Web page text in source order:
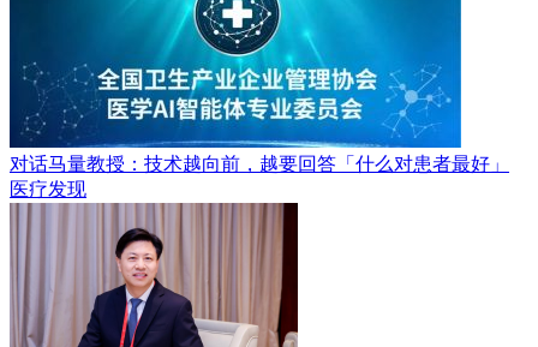
对话马量教授：技术越向前，越要回答「什么对患者最好」
医疗发现